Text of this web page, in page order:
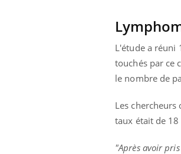
L'étude a réuni
touchés par ce
le nombre de
Les
taux était de
"Après avoir